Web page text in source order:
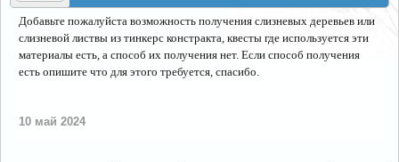
Добавьте пожалуйста возможность получения слизневых деревьев или
слизневой листвы из тинкерс констракта, квесты где используется эти
материалы есть, а способ их получения нет. Если способ получения
есть опишите что для этого требуется, спасибо.
10 май 2024